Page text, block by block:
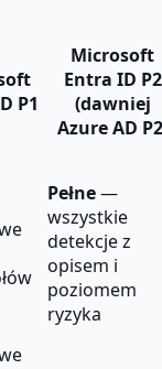
P1
Microsoft
Entra ID P2
(dawniej
Azure AD
Pełne—
wszystkie
detekcje z
opisem i
poziomem
ryzyka